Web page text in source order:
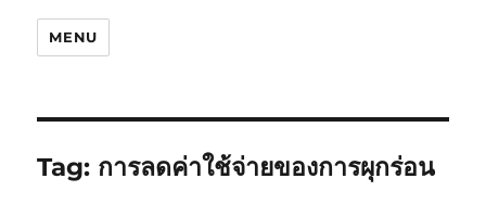
MENU
Tag: การลดค่าใช้จ่ายของการผุกร่อน